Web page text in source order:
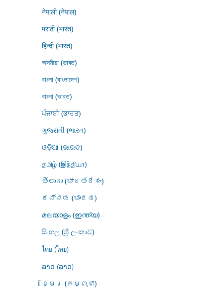
नेपाली (नेपाल)
मराठी (भारत)
हिन्दी (भारत)
অসমীয়া (ভাৰত)
বাংলা (বাংলাদেশ)
বাংলা (ভারত)
ਪੰਜਾਬੀ (ਭਾਰਤ)
ગુજરાતી (ભારત)
ଓଡ଼ିଆ (ଭାରତ)
தமிழ் (இந்தியா)
తెలుగు (భారతదేశం)
ಕನ್ನಡ (ಭಾರತ)
മലയാളം (ഇന്ത്യ)
සිංහල (ශ්‍රී ලංකාව)
ไทย (ไทย)
ລາວ (ລາວ)
ខ្មែរ (កម្ពុជា)